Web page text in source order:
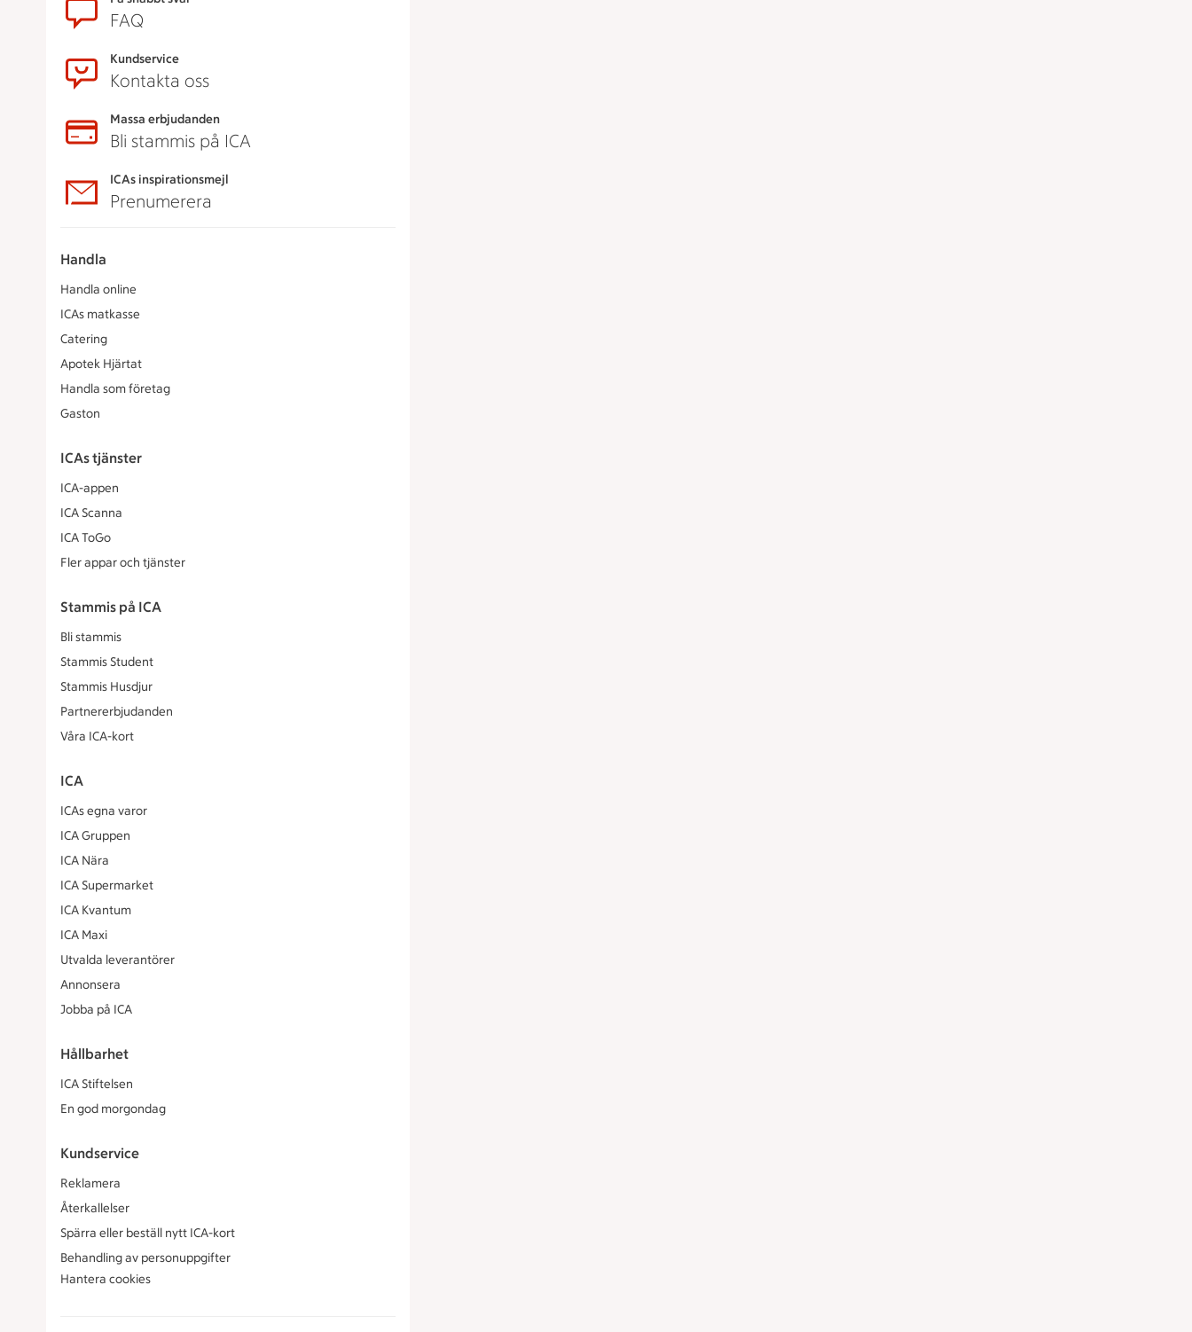
FAQ
Kundservice
Kontakta oss
Massa erbjudanden
Bli stammis på ICA
ICAs inspirationsmejl
Prenumerera
Handla
Handla online
ICAs matkasse
Catering
Apotek Hjärtat
Handla som företag
Gaston
ICAs tjänster
ICA-appen
ICA Scanna
ICA ToGo
Fler appar och tjänster
Stammis på ICA
Bli stammis
Stammis Student
Stammis Husdjur
Partnererbjudanden
Våra ICA-kort
ICA
ICAs egna varor
ICA Gruppen
ICA Nära
ICA Supermarket
ICA Kvantum
ICA Maxi
Utvalda leverantörer
Annonsera
Jobba på ICA
Hållbarhet
ICA Stiftelsen
En god morgondag
Kundservice
Reklamera
Återkallelser
Spärra eller beställ nytt ICA-kort
Behandling av personuppgifter
Hantera cookies